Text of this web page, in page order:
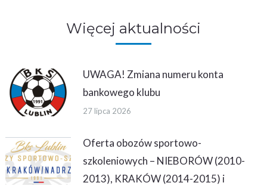
Więcej aktualności
UWAGA! Zmiana numeru konta
bankowego klubu
27 lipca 2026
Oferta obozów sportowo-
szkoleniowych – NIEBORÓW (2010-
2013), KRAKÓW (2014-2015) i